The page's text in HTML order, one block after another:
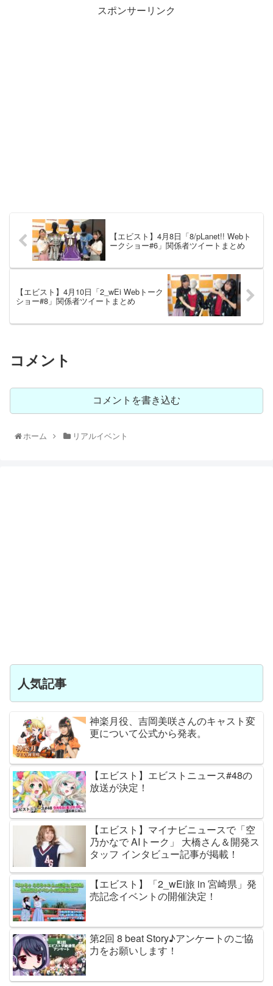
スポンサーリンク
【エビスト】4月8日「8/pLanet!! Webト
ークショー#6」関係者ツイートまとめ
【エビスト】4月10日「2_wEi Webトーク
ショー#8」関係者ツイートまとめ
コメント
コメントを書き込む
ホーム リアルイベント
人気記事
神楽月役、吉岡美咲さんのキャスト変
更について公式から発表。
【エビスト】エビストニュース#48の
放送が決定！
【エビスト】マイナビニュースで「空
乃かなで AIトーク」 大橋さん＆開発ス
タッフ インタビュー記事が掲載！
【エビスト】「2_wEi旅 in 宮崎県」発
売記念イベントの開催決定！
第2回 8 beat Story♪アンケートのご協
力をお願いします！